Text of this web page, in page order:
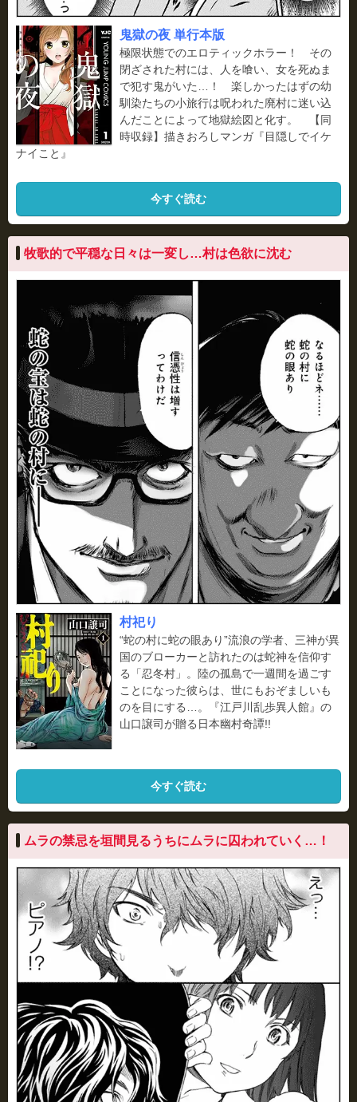
鬼獄の夜 単行本版
極限状態でのエロティックホラー！ その
閉ざされた村には、人を喰い、女を死ぬま
で犯す鬼がいた…！ 楽しかったはずの幼
馴染たちの小旅行は呪われた廃村に迷い込
んだことによって地獄絵図と化す。 【同
時収録】描きおろしマンガ『目隠しでイケ
ナイこと』
今すぐ読む
牧歌的で平穏な日々は一変し…村は色欲に沈む
村祀り
“蛇の村に蛇の眼あり”流浪の学者、三神が異
国のブローカーと訪れたのは蛇神を信仰す
る「忍冬村」。陸の孤島で一週間を過ごす
ことになった彼らは、世にもおぞましいも
のを目にする…。『江戸川乱歩異人館』の
山口譲司が贈る日本幽村奇譚!!
今すぐ読む
ムラの禁忌を垣間見るうちにムラに囚われていく…！